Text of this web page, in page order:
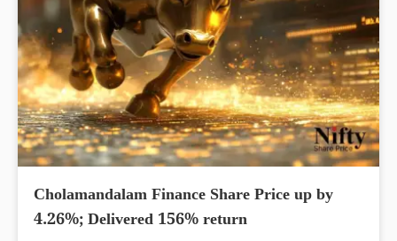
Cholamandalam Finance Share Price up by
4.26%; Delivered 156% return